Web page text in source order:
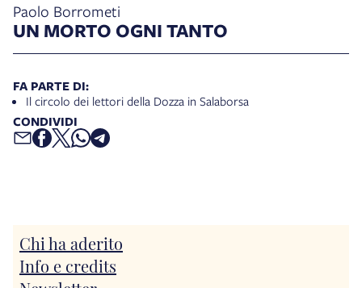
Paolo Borrometi
UN MORTO OGNI TANTO
FA PARTE DI:
Il circolo dei lettori della Dozza in Salaborsa
CONDIVIDI
Chi ha aderito
Info e credits